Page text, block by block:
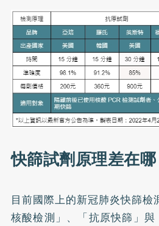
快篩試劑原理差在哪
目前國際上的新冠肺炎快篩檢
核酸檢測」、「抗原快篩」與